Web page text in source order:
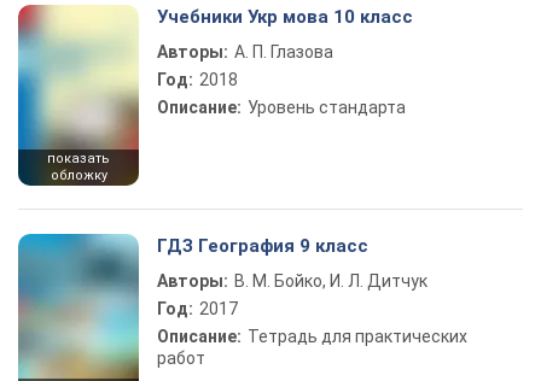
показать
обложку
Учебники Укр мова 10 класс
Авторы: А. П. Глазова
Год: 2018
Описание: Уровень стандарта
ГДЗ География 9 класс
Авторы: В. М. Бойко, И. Л. Дитчук
Год: 2017
Описание: Тетрадь для практических
работ